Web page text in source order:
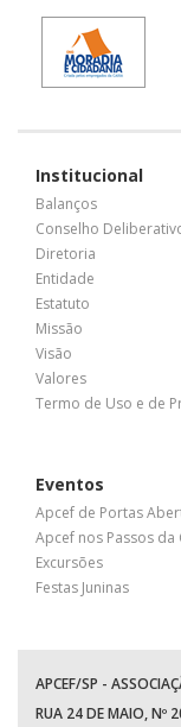
Institucional
Balanços
Conselho
Diretoria
Entidade
Estatuto
Missão
Visão
Valores
Termo de Uso e de
Eventos
Apcef de Portas
Apcef nos Passos da
Excursões
Festas Juninas
APCEF/SP -
RUA 24 DE MAIO, Nº